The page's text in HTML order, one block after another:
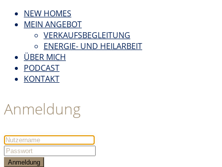
NEW HOMES
MEIN ANGEBOT
VERKAUFSBEGLEITUNG
ENERGIE- UND HEILARBEIT
ÜBER MICH
PODCAST
KONTAKT
Anmeldung
Anmeldung